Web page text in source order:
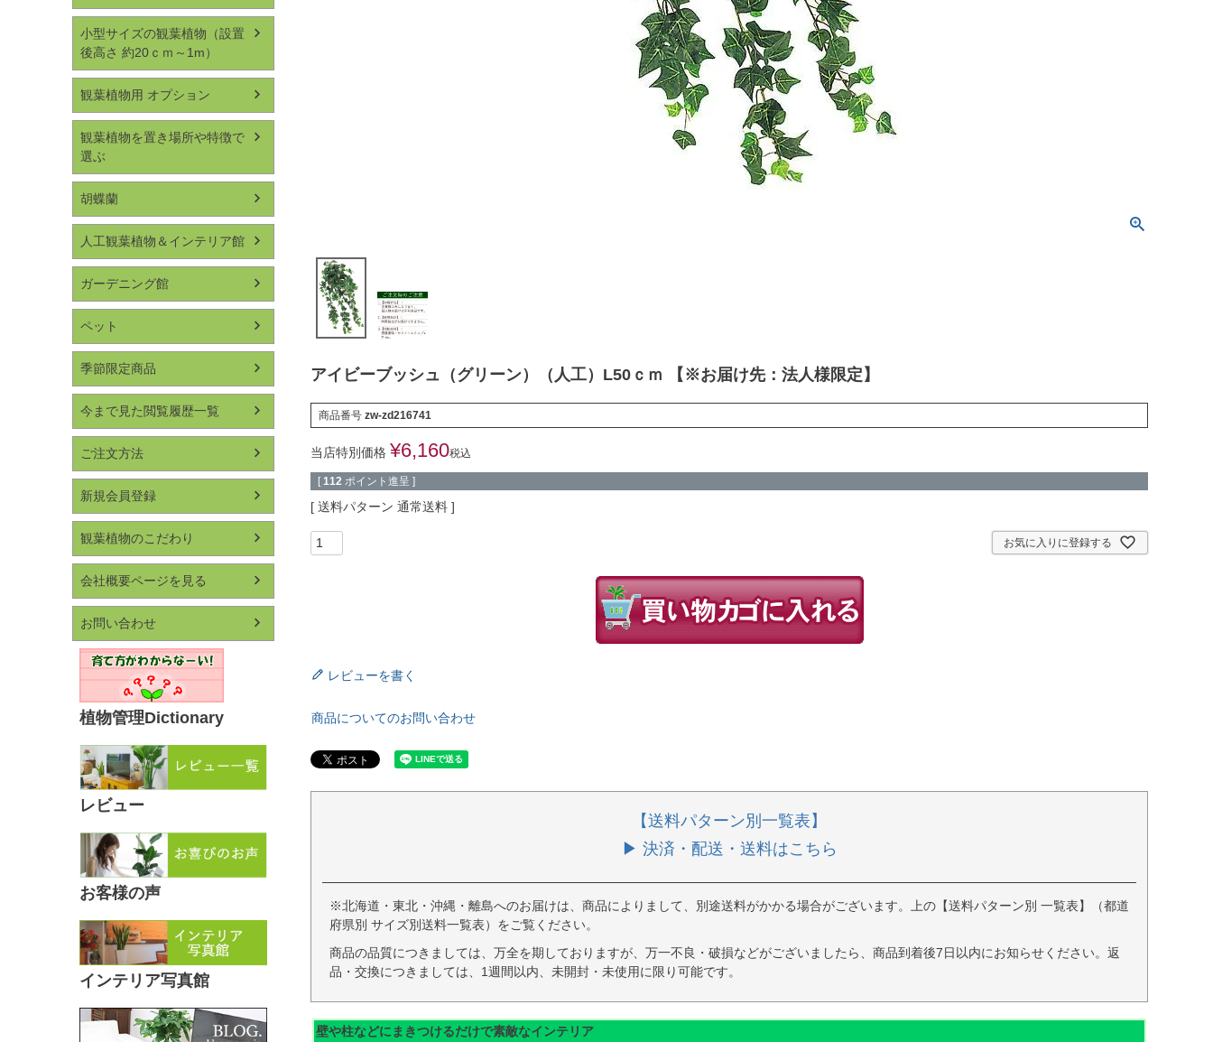
小型サイズの観葉植物（設置
後高さ 約20ｃｍ～1m）
観葉植物用 オプション
観葉植物を置き場所や特徴で
選ぶ
胡蝶蘭
人工観葉植物＆インテリア館
ガーデニング館
ペット
季節限定商品
今まで見た閲覧履歴一覧
ご注文方法
新規会員登録
観葉植物のこだわり
会社概要ページを見る
お問い合わせ
植物管理Dictionary
レビュー
お客様の声
インテリア写真館
アイビーブッシュ（グリーン）（人工）L50ｃｍ 【※お届け先：法人様限定】
商品番号 zw-zd216741
当店特別価格 ¥6,160税込
[ 112 ポイント進呈 ]
送料パターン 通常送料
お気に入りに登録する
レビューを書く
商品についてのお問い合わせ
【送料パターン別一覧表】
▶ 決済・配送・送料はこちら
※北海道・東北・沖縄・離島へのお届けは、商品によりまして、別途送料がかかる場合がございます。上の【送料パターン別 一覧表】（都道
府県別 サイズ別送料一覧表）をご覧ください。
商品の品質につきましては、万全を期しておりますが、万一不良・破損などがございましたら、商品到着後7日以内にお知らせください。返
品・交換につきましては、1週間以内、未開封・未使用に限り可能です。
壁や柱などにまきつけるだけで素敵なインテリア